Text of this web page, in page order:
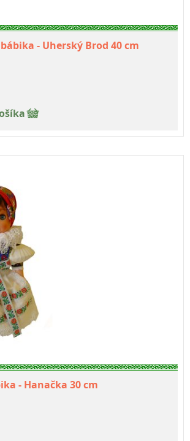
- Uherský Brod 40 cm
- Hanačka 30 cm